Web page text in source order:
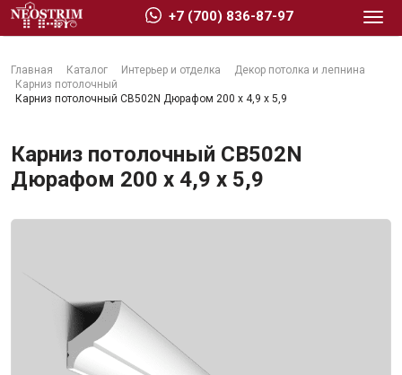
Главная Каталог Интерьер и отделка
Декор потолка и лепнина
Карниз потолочный
Карниз потолочный CB502N Дюрафом 200 x 4,9 x 5,9
Карниз потолочный CB502N
Дюрафом 200 x 4,9 x 5,9
+7 (700) 836-87-97
Стройматериалы
Сухие строительные смеси
Кровельные материалы